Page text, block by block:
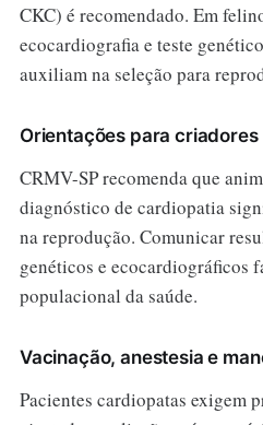
CKC) é recomendado. Em
ecocardiografia e teste
auxiliam na seleção para
Orientações para criadores
CRMV-SP recomenda que
diagnóstico de cardiopatia
na reprodução. Comunicar
genéticos e ecocardiográficos
populacional da saúde.
Vacinação, anestesia e
Pacientes cardiopatas exigem